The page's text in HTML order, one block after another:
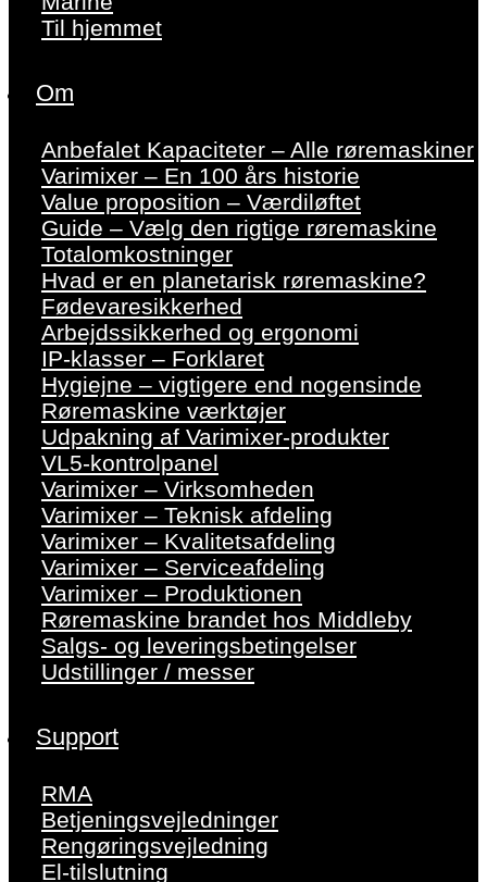
Til hjemmet
Om
Anbefalet Kapaciteter – Alle røremaskiner
Varimixer – En 100 års historie
Value proposition – Værdiløftet
Guide – Vælg den rigtige røremaskine
Totalomkostninger
Hvad er en planetarisk røremaskine?
Fødevaresikkerhed
Arbejdssikkerhed og ergonomi
IP-klasser – Forklaret
Hygiejne – vigtigere end nogensinde
Røremaskine værktøjer
Udpakning af Varimixer-produkter
VL5-kontrolpanel
Varimixer – Virksomheden
Varimixer – Teknisk afdeling
Varimixer – Kvalitetsafdeling
Varimixer – Serviceafdeling
Varimixer – Produktionen
Røremaskine brandet hos Middleby
Salgs- og leveringsbetingelser
Udstillinger / messer
Support
RMA
Betjeningsvejledninger
Rengøringsvejledning
El-tilslutning